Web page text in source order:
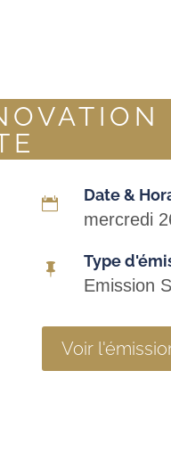
 Date &
mercredi
 Type
Emission
Voir